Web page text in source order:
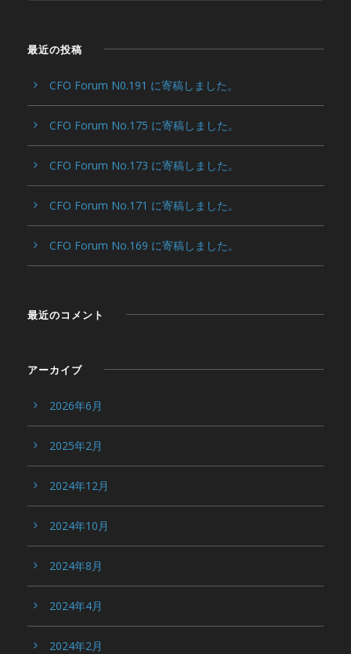
最近の投稿
CFO Forum N0.191 に寄稿しました。
CFO Forum No.175 に寄稿しました。
CFO Forum No.173 に寄稿しました。
CFO Forum No.171 に寄稿しました。
CFO Forum No.169 に寄稿しました。
最近のコメント
アーカイブ
2026年6月
2025年2月
2024年12月
2024年10月
2024年8月
2024年4月
2024年2月